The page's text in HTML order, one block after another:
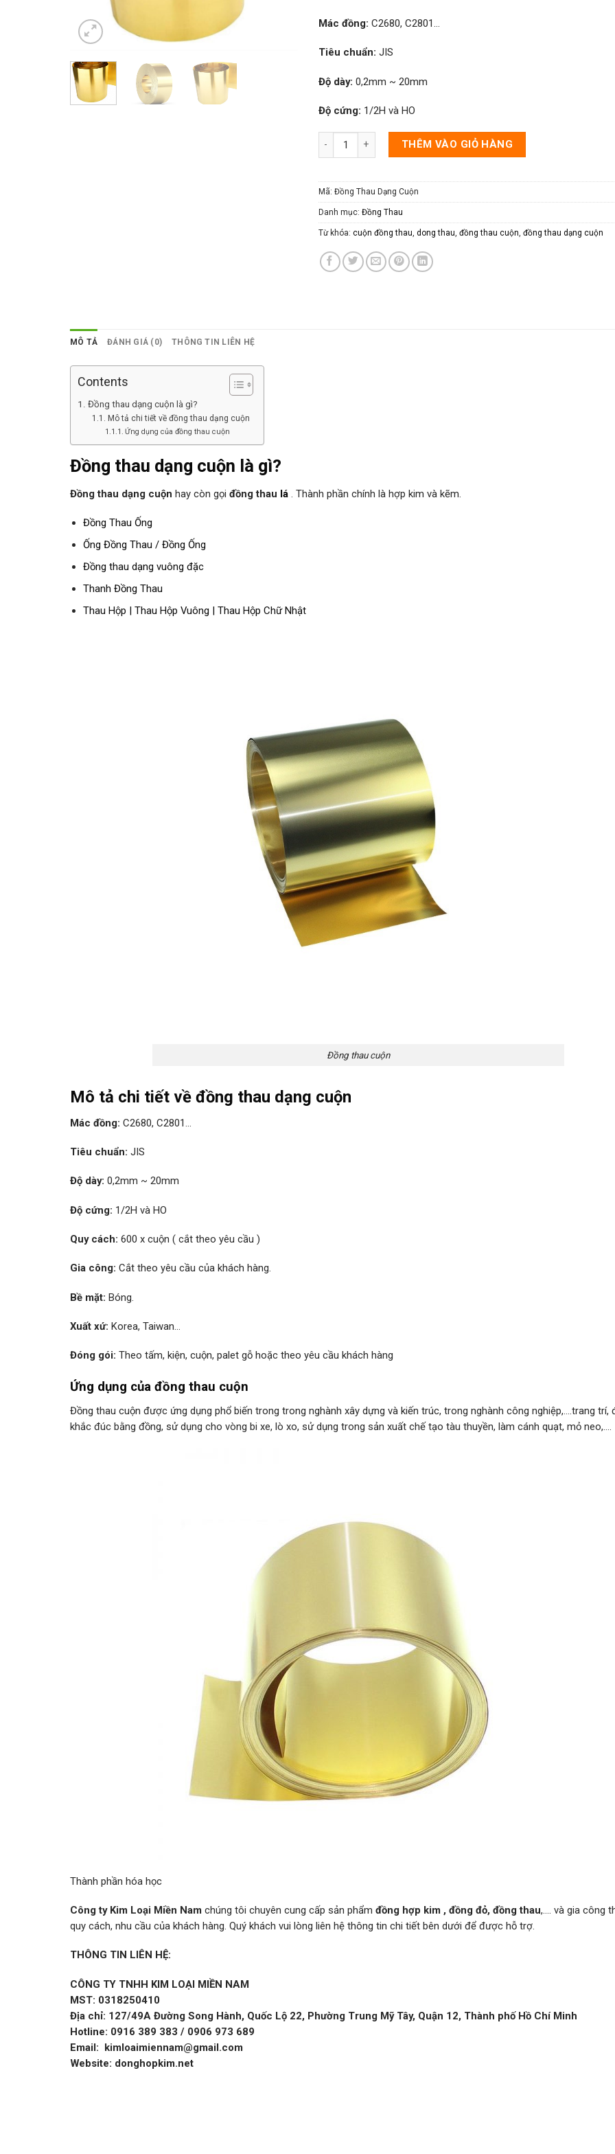
Mác đồng: C2680, C2801…
Tiêu chuẩn: JIS
Độ dày: 0,2mm ~ 20mm
Độ cứng: 1/2H và HO
Đồng thau dạng cuộn số lượngTHÊM VÀO GIỎ HÀNG
Mã:Đồng Thau Dạng Cuộn
Danh mục:Đồng Thau
Từ khóa:cuộn đồng thau ,dong thau ,đồng thau cuộn ,đồng thau dạng cuộn
MÔ TẢ ĐÁNH GIÁ (0) THÔNG TIN LIÊN HỆ
Contents
Đồng thau dạng cuộn là gì?
Mô tả chi tiết về đồng thau dạng cuộn
Ứng dụng của đồng thau cuộn
Đồng thau dạng cuộn là gì?
Đồng thau dạng cuộn hay còn gọi đồng thau lá . Thành phần chính là hợp kim và kẽm.
Đồng Thau Ống
Ống Đồng Thau / Đồng Ống
Đồng thau dạng vuông đặc
Thanh Đồng Thau
Thau Hộp | Thau Hộp Vuông | Thau Hộp Chữ Nhật
Đồng thau cuộn
Mô tả chi tiết về đồng thau dạng cuộn
Mác đồng: C2680, C2801…
Tiêu chuẩn: JIS
Độ dày: 0,2mm ~ 20mm
Độ cứng: 1/2H và HO
Quy cách: 600 x cuộn ( cắt theo yêu cầu )
Gia công: Cắt theo yêu cầu của khách hàng.
Bề mặt: Bóng.
Xuất xứ: Korea, Taiwan…
Đóng gói: Theo tấm, kiện, cuộn, palet gỗ hoặc theo yêu cầu khách hàng
Ứng dụng của đồng thau cuộn
Đồng thau cuộn được ứng dụng phổ biến trong trong nghành xây dựng và kiến trúc, trong nghành công nghiệp,….trang trí,
khắc đúc bằng đồng, sử dụng cho vòng bi xe, lò xo, sử dụng trong sản xuất chế tạo tàu thuyền, làm cánh quạt, mỏ neo,….
Thành phần hóa học
Công ty Kim Loại Miền Nam chúng tôi chuyên cung cấp sản phẩm đồng hợp kim , đồng đỏ, đồng thau,…. và gia công
quy cách, nhu cầu của khách hàng. Quý khách vui lòng liên hệ thông tin chi tiết bên dưới để được hỗ trợ.
THÔNG TIN LIÊN HỆ:
CÔNG TY TNHH KIM LOẠI MIỀN NAM
MST: 0318250410
Địa chỉ: 127/49A Đường Song Hành, Quốc Lộ 22, Phường Trung Mỹ Tây, Quận 12, Thành phố Hồ Chí Minh
Hotline: 0916 389 383 / 0906 973 689
Email: kimloaimiennam@gmail.com
Website: donghopkim.net